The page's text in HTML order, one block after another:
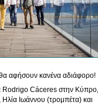
θα αφήσουν κανένα αδιάφορο!
Rodrigo Cáceres στην Κύπρο,
Ιωάννου (τρομπέτα) και